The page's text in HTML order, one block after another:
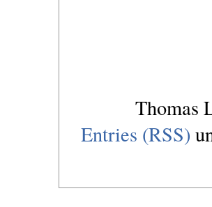
Thomas
Entries (RSS)